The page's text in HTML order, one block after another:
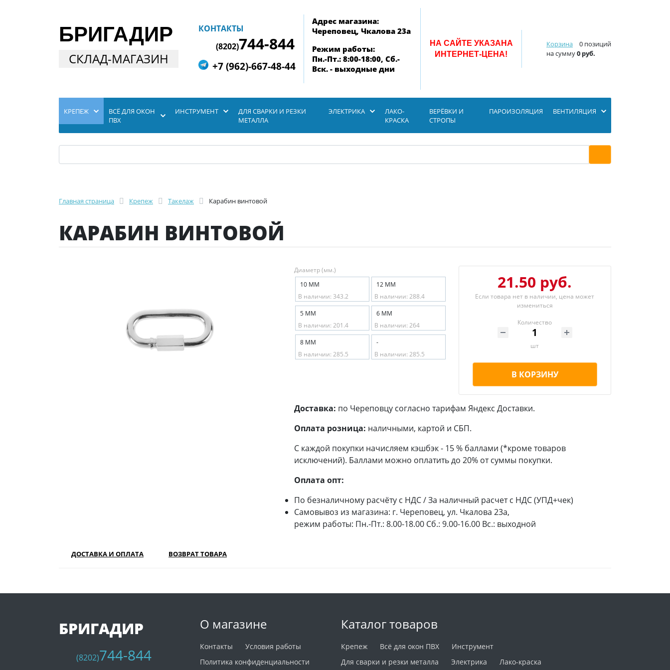
БРИГАДИР
СКЛАД-МАГАЗИН
Корзина
0 позиций
на сумму0 руб.
КОНТАКТЫ
(8202)744-844
+7 (962)-667-48-44
Адрес магазина:
Череповец, Чкалова 23а
Режим работы:
Пн.-Пт.: 8:00-18:00, Сб.-
Вск. - выходные дни
НА САЙТЕ УКАЗАНА
ИНТЕРНЕТ-ЦЕНА!
КРЕПЕЖ
ВСЁ ДЛЯ ОКОН
ПВХ
ИНСТРУМЕНТ
ДЛЯ СВАРКИ И РЕЗКИ
МЕТАЛЛА
ЭЛЕКТРИКА
ЛАКО-
КРАСКА
ВЕРЁВКИ И
СТРОПЫ
ПАРОИЗОЛЯЦИЯ ВЕНТИЛЯЦИЯ
Главная страница Крепеж Такелаж Карабин винтовой
КАРАБИН ВИНТОВОЙ
Диаметр (мм.)
10 ММ
В наличии: 343.2
12 ММ
В наличии: 288.4
5 ММ
В наличии: 201.4
6 ММ
В наличии: 264
8 ММ
В наличии: 285.5
-
В наличии: 285.5
21.50 руб.
Если товара нет в наличии, цена может
измениться
Количество
шт
В КОРЗИНУ
Доставка: по Череповцу согласно тарифам Яндекс Доставки.
Оплата розница: наличными, картой и СБП.
С каждой покупки начисляем кэшбэк - 15 % баллами (*кроме товаров
исключений). Баллами можно оплатить до 20% от суммы покупки.
Оплата опт:
По безналичному расчёту с НДС / За наличный расчет с НДС (УПД+чек)
Самовывоз из магазина: г. Череповец, ул. Чкалова 23а,
режим работы: Пн.-Пт.: 8.00-18.00 Сб.: 9.00-16.00 Вс.: выходной
ДОСТАВКА И ОПЛАТА ВОЗВРАТ ТОВАРА
О магазине
Контакты
Условия работы
Политика конфиденциальности
Каталог товаров
Крепеж Всё для окон ПВХ
Инструмент
Для сварки и резки металла
Электрика Лако-краска
БРИГАДИР
(8202)744-844